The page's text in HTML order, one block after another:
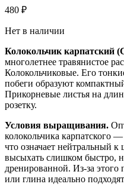
480 ₽
Нет в наличии
Колокольчик карпатский
многолетнее травянистое
Колокольчиковые. Его
побеги образуют
Прикорневые листья на
розетку.
Условия выращивания.
колокольчика карпатского
что означает нейтральный
высыхать слишком быстро,
дренированной. Из-за этого
или глина идеально